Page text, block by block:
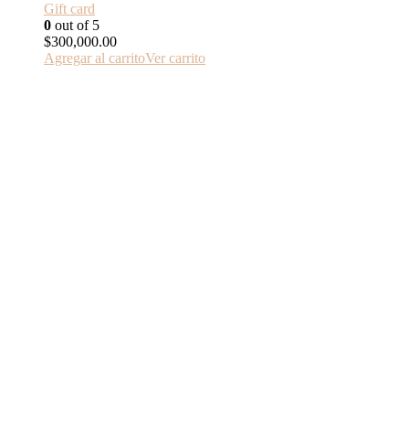
Gift card
0 out of 5
$300,000.00
Agregar al carritoVer carrito